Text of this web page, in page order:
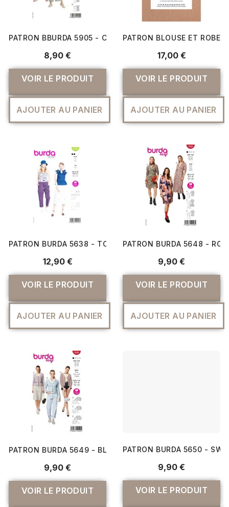
PATRON BBURDA 5905 - COMBINAISONS AVEC UNE
8,90 €
VOIR LE PRODUIT
AJOUTER AU PANIER
PATRON BLOUSE ET ROBE
17,00 €
VOIR LE PRODUIT
AJOUTER AU PANIER
PATRON BURDA 5638 - TOP | TAILLES 34-44
12,90 €
VOIR LE PRODUIT
AJOUTER AU PANIER
PATRON BURDA 5648 -
9,90 €
VOIR LE PRODUIT
AJOUTER AU PANIER
PATRON BURDA 5649 - BLAZER
9,90 €
VOIR LE PRODUIT
PATRON BURDA 5650 -
9,90 €
VOIR LE PRODUIT